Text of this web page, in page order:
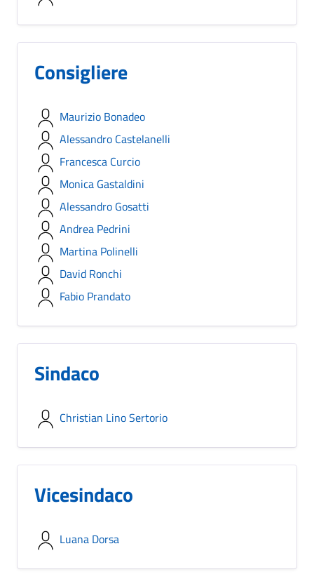
Consigliere
Maurizio Bonadeo
Alessandro Castelanelli
Francesca Curcio
Monica Gastaldini
Alessandro Gosatti
Andrea Pedrini
Martina Polinelli
David Ronchi
Fabio Prandato
Sindaco
Christian Lino Sertorio
Vicesindaco
Luana Dorsa